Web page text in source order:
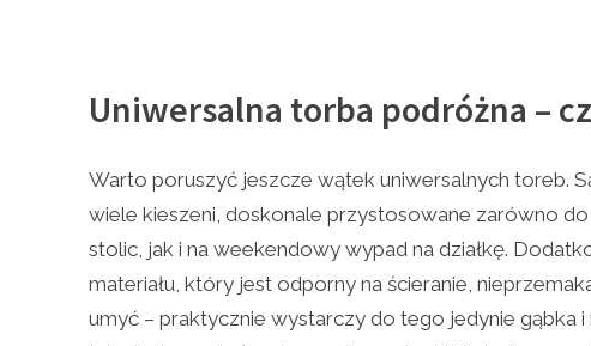
Uniwersalna torba podróżna –
Warto poruszyć jeszcze wątek uniwersalnych toreb.
wiele kieszeni, doskonale przystosowane zarówno
stolic, jak i na weekendowy wypad na działkę.
materiału, który jest odporny na ścieranie,
umyć – praktycznie wystarczy do tego jedynie gąbka